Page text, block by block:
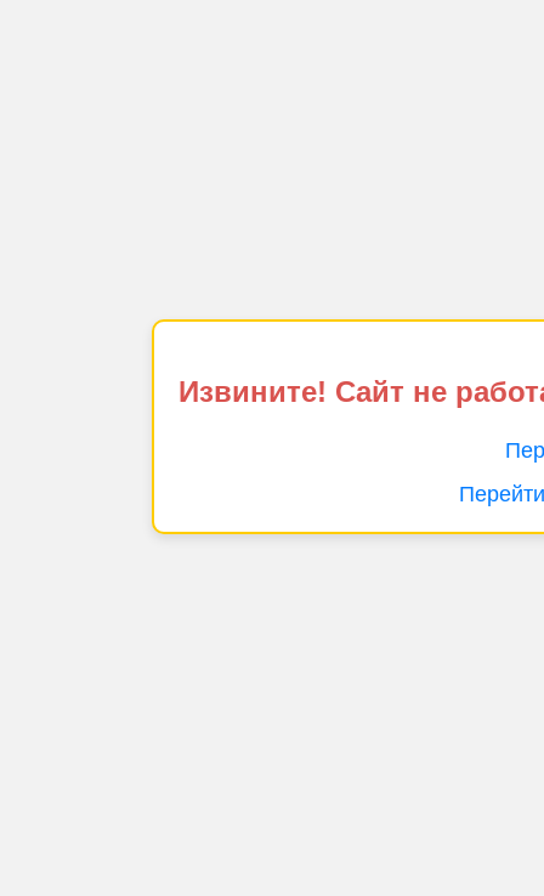
Извините! Сайт не